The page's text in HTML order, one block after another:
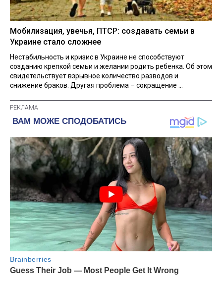
Мобилизация, увечья, ПТСР: создавать семьи в
Украине стало сложнее
Нестабильность и кризис в Украине не способствуют
созданию крепкой семьи и желании родить ребенка. Об этом
свидетельствует взрывное количество разводов и
снижение браков. Другая проблема – сокращение ...